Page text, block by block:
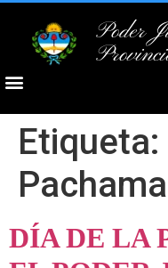
Poder
Etiqueta:
DÍA DE LA